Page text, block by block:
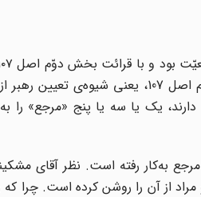
از ورود به بحث انتخاب رهبر، این مسئله باید حل شود. اگر در عبارات قسمت
یک یا سه یا پنج «مرجع» را
به‌کار رفته است. نظر آقای
از آن را روشن کرده است. چرا که